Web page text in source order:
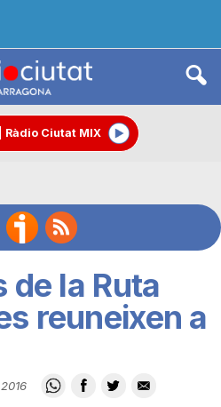
Ràdio Ciutat MIX
de la Ruta
reuneixen a